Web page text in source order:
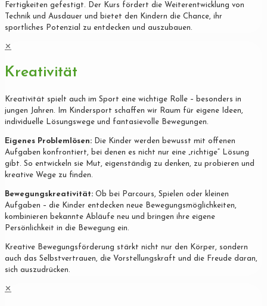
Fertigkeiten gefestigt. Der Kurs fördert die Weiterentwicklung von
Technik und Ausdauer und bietet den Kindern die Chance, ihr
sportliches Potenzial zu entdecken und auszubauen.
✕
Kreativität
Kreativität spielt auch im Sport eine wichtige Rolle – besonders in
jungen Jahren. Im Kindersport schaffen wir Raum für eigene Ideen,
individuelle Lösungswege und fantasievolle Bewegungen.
Eigenes Problemlösen: Die Kinder werden bewusst mit offenen
Aufgaben konfrontiert, bei denen es nicht nur eine „richtige“ Lösung
gibt. So entwickeln sie Mut, eigenständig zu denken, zu probieren und
kreative Wege zu finden.
Bewegungskreativität: Ob bei Parcours, Spielen oder kleinen
Aufgaben – die Kinder entdecken neue Bewegungsmöglichkeiten,
kombinieren bekannte Abläufe neu und bringen ihre eigene
Persönlichkeit in die Bewegung ein.
Kreative Bewegungsförderung stärkt nicht nur den Körper, sondern
auch das Selbstvertrauen, die Vorstellungskraft und die Freude daran,
sich auszudrücken.
✕